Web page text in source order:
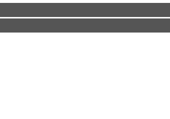
) maalissa ajalla 1:13:23 (5)
Damer) maalissa ajalla 1:02:57 (3)